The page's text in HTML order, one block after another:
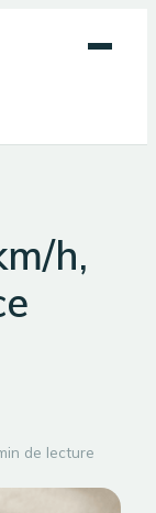
h,
de lecture